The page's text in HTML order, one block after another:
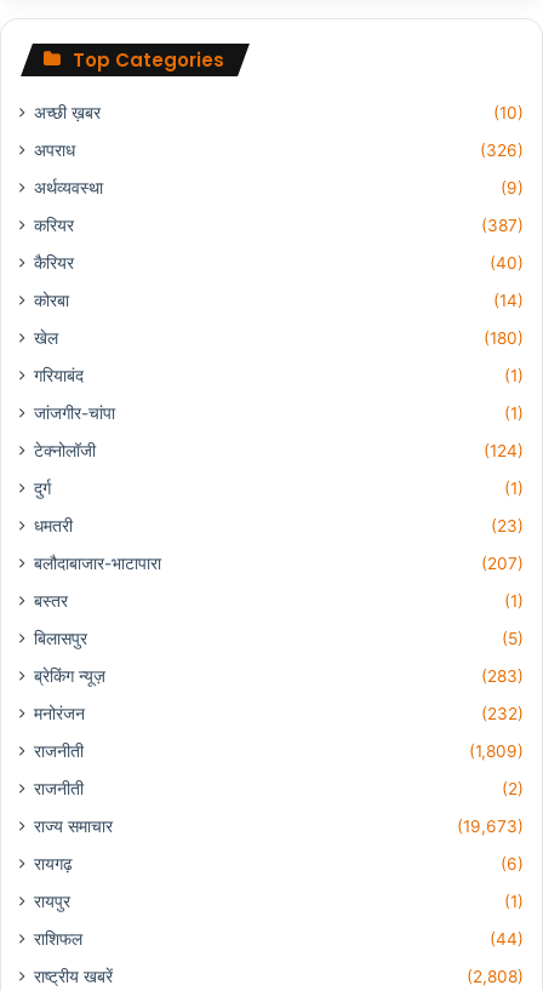
Top Categories
अच्छी ख़बर
(10)
अपराध
(326)
अर्थव्यवस्था
(9)
करियर
(387)
कैरियर
(40)
कोरबा
(14)
खेल
(180)
गरियाबंद
(1)
जांजगीर-चांपा
(1)
टेक्नोलॉजी
(124)
दुर्ग
(1)
धमतरी
(23)
बलौदाबाजार-भाटापारा
(207)
बस्तर
(1)
बिलासपुर
(5)
ब्रेकिंग न्यूज़
(283)
मनोरंजन
(232)
राजनीती
(1,809)
राजनीती
(2)
राज्य समाचार
(19,673)
रायगढ़
(6)
रायपुर
(1)
राशिफल
(44)
राष्ट्रीय खबरें
(2,808)